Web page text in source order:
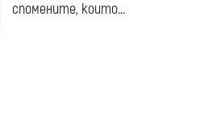
спомените, които...